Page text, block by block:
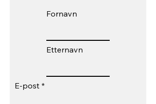
Fornavn
Etternavn
E-post